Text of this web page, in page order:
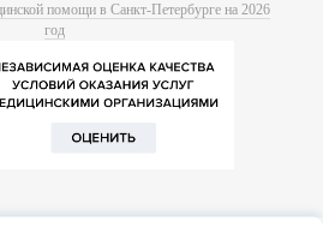
помощи в Санкт-Петербурге на 2026
год